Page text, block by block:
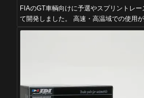
FIAのGT車輌向けに予選やスプリントレー
て開発しました。 高速・高温域での使用